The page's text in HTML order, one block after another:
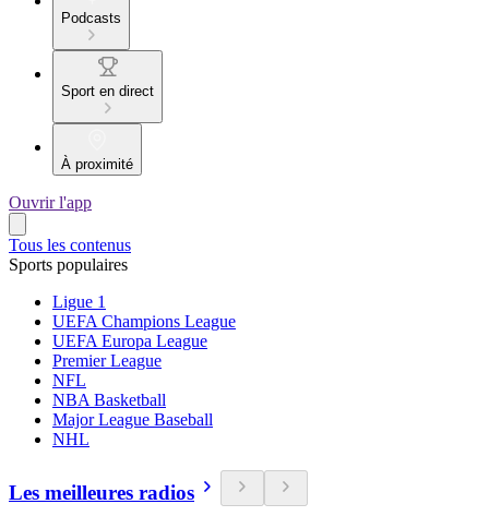
Podcasts
Sport en direct
À proximité
Ouvrir l'app
Tous les contenus
Sports populaires
Ligue 1
UEFA Champions League
UEFA Europa League
Premier League
NFL
NBA Basketball
Major League Baseball
NHL
Les meilleures radios